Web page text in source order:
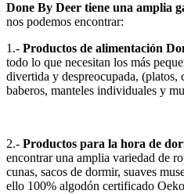
Done By Deer tiene una amplia
nos podemos encontrar:
1.- Productos de alimentación
todo lo que necesitan los más
divertida y despreocupada, (platos,
baberos, manteles individuales y
2.- Productos para la hora de
encontrar una amplia variedad de
cunas, sacos de dormir, suaves
ello 100% algodón certificado